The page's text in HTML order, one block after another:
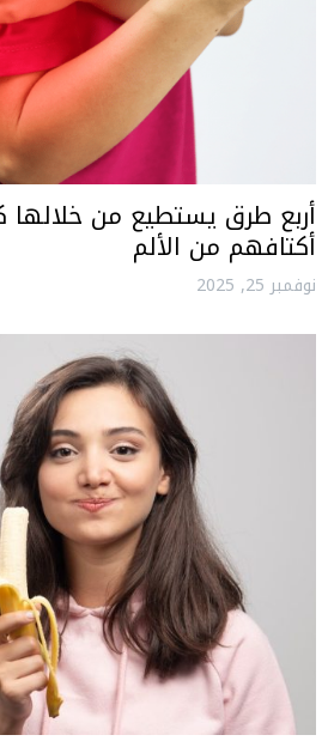
أربع طرق يستطيع من خلالها
أكتافهم من الألم
نوفمبر 25, 2025